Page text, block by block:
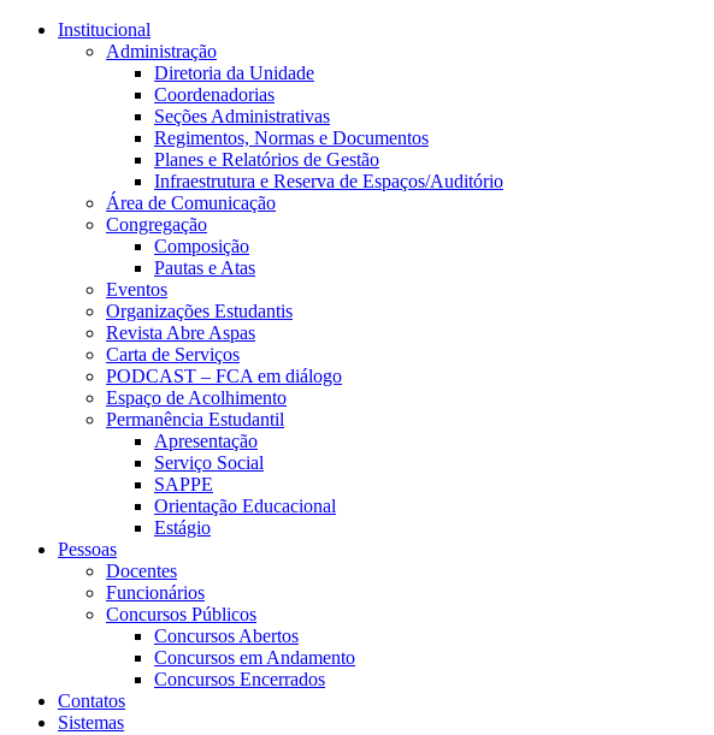
Conteúdo principal
Institucional
Administração
Diretoria da Unidade
Coordenadorias
Seções Administrativas
Regimentos, Normas e Documentos
Planes e Relatórios de Gestão
Infraestrutura e Reserva de Espaços/Auditório
Área de Comunicação
Congregação
Composição
Pautas e Atas
Eventos
Organizações Estudantis
Revista Abre Aspas
Carta de Serviços
PODCAST – FCA em diálogo
Espaço de Acolhimento
Permanência Estudantil
Apresentação
Serviço Social
SAPPE
Orientação Educacional
Estágio
Pessoas
Docentes
Funcionários
Concursos Públicos
Concursos Abertos
Concursos em Andamento
Concursos Encerrados
Contatos
Sistemas